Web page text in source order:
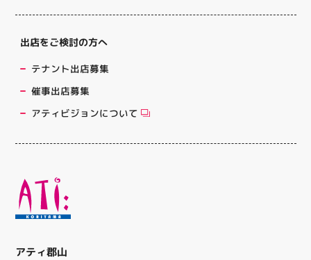
アティ郡山
出店をご検討の方へ
テナント出店募集
催事出店募集
アティビジョンについて